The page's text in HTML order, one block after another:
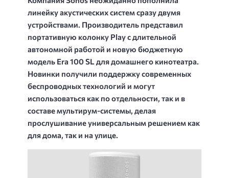
линейку акустических систем сразу двумя
устройствами. Производитель представил
портативную колонку Play с длительной
автономной работой и новую бюджетную
модель Era 100 SL для домашнего кинотеатра.
Новинки получили поддержку современных
беспроводных технологий и могут
использоваться как по отдельности, так и в
составе мультирум-системы, делая
прослушивание универсальным решением как
для дома, так и на улице.